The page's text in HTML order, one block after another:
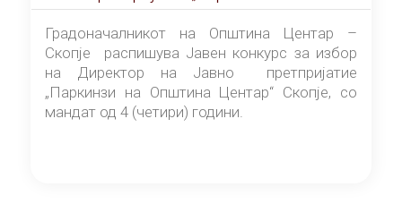
Центар“ – Скопје
Градоначалникот на Општина Центар –
Скопје распишува Јавен конкурс за избор
на Директор на Јавно претпријатие
„Паркинзи на Општина Центар“ Скопје, со
мандат од 4 (четири) години.